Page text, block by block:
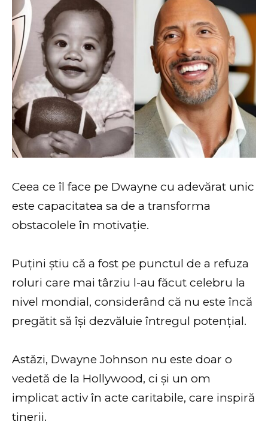
Ceea ce îl face pe Dwayne cu adevărat unic
este capacitatea sa de a transforma
obstacolele în motivație.
Puțini știu că a fost pe punctul de a refuza
roluri care mai târziu l-au făcut celebru la
nivel mondial, considerând că nu este încă
pregătit să își dezvăluie întregul potențial.
Astăzi, Dwayne Johnson nu este doar o
vedetă de la Hollywood, ci și un om
implicat activ în acte caritabile, care inspiră
tinerii.